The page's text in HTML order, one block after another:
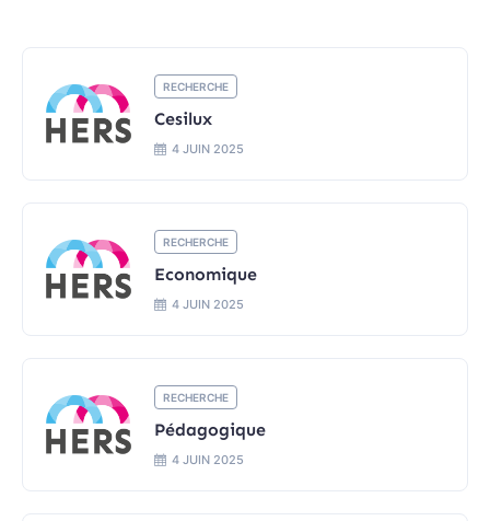
RECHERCHE
Cesilux
4 JUIN 2025
RECHERCHE
Economique
4 JUIN 2025
RECHERCHE
Pédagogique
4 JUIN 2025